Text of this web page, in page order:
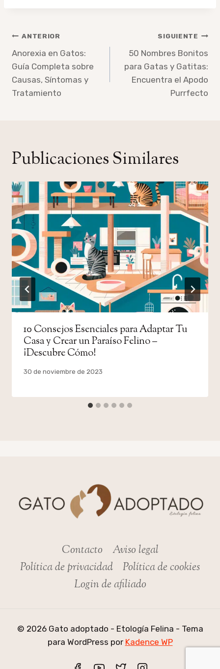
Navegación
de
entradas
ANTERIOR
Anorexia en Gatos:
Guía Completa sobre
Causas, Síntomas y
Tratamiento
SIGUIENTE
50 Nombres Bonitos
para Gatas y Gatitas:
Encuentra el Apodo
Purrfecto
Publicaciones Similares
10 Consejos Esenciales para Adaptar Tu
Casa y Crear un Paraíso Felino –
¡Descubre Cómo!
Por
30 de noviembre de 2023
Contacto
Aviso legal
Política de privacidad
Política de cookies
Login de afiliado
© 2026 Gato adoptado - Etología Felina - Tema
para WordPress por Kadence WP